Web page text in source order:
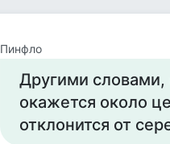
Пинфло
Другими словами,
окажется около
отклонится от